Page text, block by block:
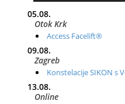
05.08.
Otok Krk
Access Facelift®
09.08.
Zagreb
Konstelacije SIKON s
13.08.
Online